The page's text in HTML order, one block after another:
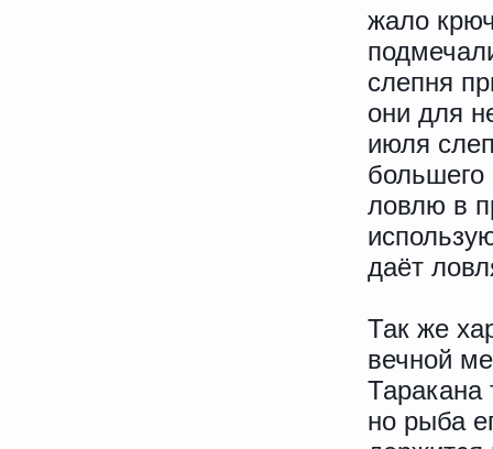
жало
слепня
они для
июля
большего
ловлю в
даёт
Так же
вечной
Таракана
но рыба